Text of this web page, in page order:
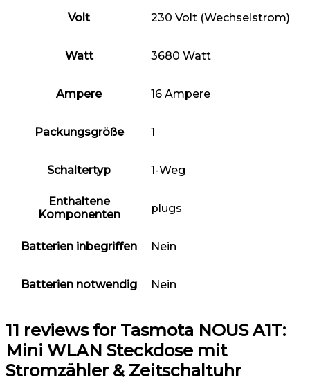
Volt ‎230 Volt (Wechselstrom)
Watt ‎3680 Watt
Ampere ‎16 Ampere
Packungsgröße ‎1
Schaltertyp ‎1-Weg
Enthaltene
Komponenten
‎plugs
Batterien inbegriffen ‎Nein
Batterien notwendig ‎Nein
11 reviews for Tasmota NOUS A1T:
Mini WLAN Steckdose mit
Stromzähler & Zeitschaltuhr